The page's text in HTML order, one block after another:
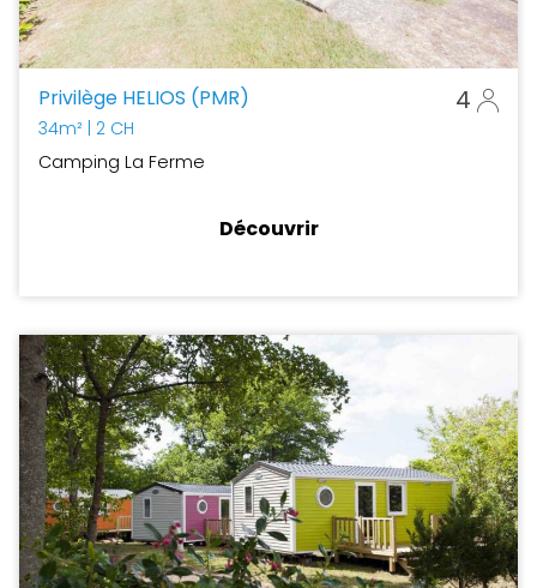
Privilège HELIOS (PMR) 4
34m² | 2 CH
Camping La Ferme
Découvrir